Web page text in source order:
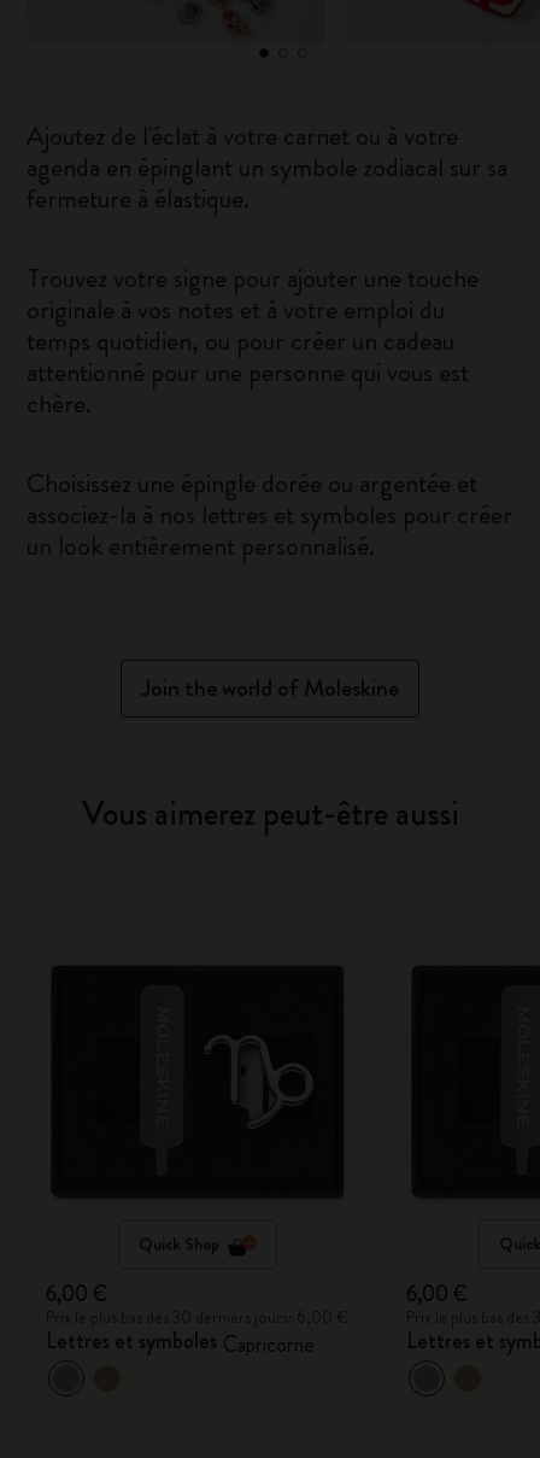
Ajoutez de l'éclat à votre carnet ou à votre
agenda en épinglant un symbole zodiacal sur sa
fermeture à élastique.
Trouvez votre signe pour ajouter une touche
originale à vos notes et à votre emploi du
temps quotidien, ou pour créer un cadeau
attentionné pour une personne qui vous est
chère.
Choisissez une épingle dorée ou argentée et
associez-la à nos lettres et symboles pour créer
un look entièrement personnalisé.
Join the world of Moleskine
Vous aimerez peut-être aussi
Quick Shop
6,00 €
Lettres et symboles Capricorne
6,00 €
Lettres et